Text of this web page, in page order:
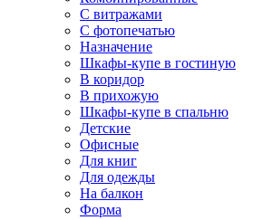
С витражами
С фотопечатью
Назначение
Шкафы-купе в гостиную
В коридор
В прихожую
Шкафы-купе в спальню
Детские
Офисные
Для книг
Для одежды
На балкон
Форма